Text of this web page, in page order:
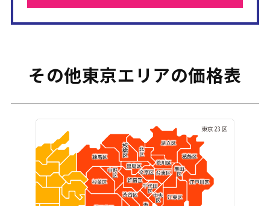
その他東京エリアの価格表